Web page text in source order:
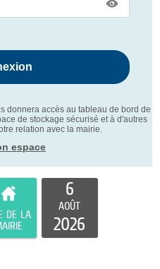
donnera accès au tableau de bord de
de stockage sécurisé et à d'autres
relation avec la mairie.
espace
DE LA
6
AOÛT
2026